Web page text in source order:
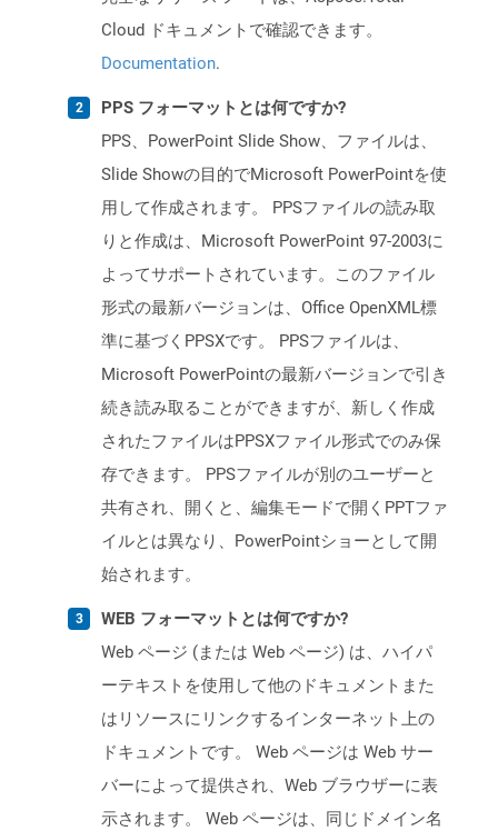
Cloud ドキュメントで確認できます。
Documentation.
PPS フォーマットとは何ですか?
PPS、PowerPoint Slide Show、ファイルは、
Slide Showの目的でMicrosoft PowerPointを使
用して作成されます。 PPSファイルの読み取
りと作成は、Microsoft PowerPoint 97-2003に
よってサポートされています。このファイル
形式の最新バージョンは、Office OpenXML標
準に基づくPPSXです。 PPSファイルは、
Microsoft PowerPointの最新バージョンで引き
続き読み取ることができますが、新しく作成
されたファイルはPPSXファイル形式でのみ保
存できます。 PPSファイルが別のユーザーと
共有され、開くと、編集モードで開くPPTファ
イルとは異なり、PowerPointショーとして開
始されます。
WEB フォーマットとは何ですか?
Web ページ (または Web ページ) は、ハイパ
ーテキストを使用して他のドキュメントまた
はリソースにリンクするインターネット上の
ドキュメントです。 Web ページは Web サー
バーによって提供され、Web ブラウザーに表
示されます。 Web ページは、同じドメイン名